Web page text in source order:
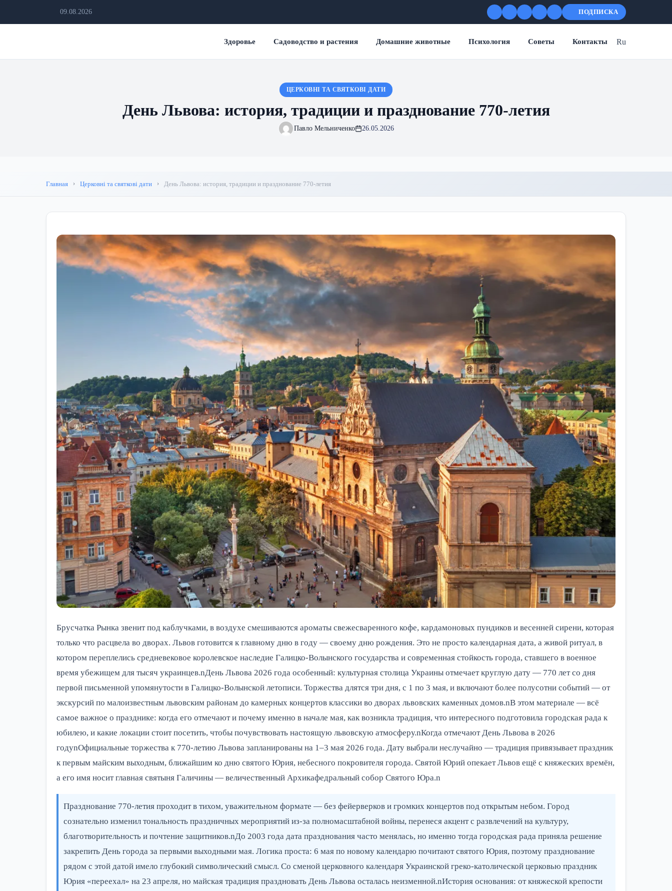
09.08.2026 ПОДПИСКА
Здоровье Садоводство и растения Домашние животные Психология Советы Контакты Ru
ЦЕРКОВНІ ТА СВЯТКОВІ ДАТИ
День Львова: история, традиции и празднование 770-летия
Павло Мельниченко 26.05.2026
Главная Церковні та святкові дати День Львова: история, традиции и празднование 770-летия
Брусчатка Рынка звенит под каблучками, в воздухе смешиваются ароматы свежесваренного кофе, кардамоновых пундиков и весенней сирени, которая
только что расцвела во дворах. Львов готовится к главному дню в году — своему дню рождения. Это не просто календарная дата, а живой ритуал, в
котором переплелись средневековое королевское наследие Галицко-Волынского государства и современная стойкость города, ставшего в военное
время убежищем для тысяч украинцев.nДень Львова 2026 года особенный: культурная столица Украины отмечает круглую дату — 770 лет со дня
первой письменной упомянутости в Галицко-Волынской летописи. Торжества длятся три дня, с 1 по 3 мая, и включают более полусотни событий — от
экскурсий по малоизвестным львовским районам до камерных концертов классики во дворах львовских каменных домов.nВ этом материале — всё
самое важное о празднике: когда его отмечают и почему именно в начале мая, как возникла традиция, что интересного подготовила городская рада к
юбилею, и какие локации стоит посетить, чтобы почувствовать настоящую львовскую атмосферу.nКогда отмечают День Львова в 2026
годуnОфициальные торжества к 770-летию Львова запланированы на 1–3 мая 2026 года. Дату выбрали неслучайно — традиция привязывает праздник
к первым майским выходным, ближайшим ко дню святого Юрия, небесного покровителя города. Святой Юрий опекает Львов ещё с княжеских времён,
а его имя носит главная святыня Галичины — величественный Архикафедральный собор Святого Юра.n
Празднование 770-летия проходит в тихом, уважительном формате — без фейерверков и громких концертов под открытым небом. Город
сознательно изменил тональность праздничных мероприятий из-за полномасштабной войны, перенеся акцент с развлечений на культуру,
благотворительность и почтение защитников.nДо 2003 года дата празднования часто менялась, но именно тогда городская рада приняла решение
закрепить День города за первыми выходными мая. Логика проста: 6 мая по новому календарю почитают святого Юрия, поэтому празднование
рядом с этой датой имело глубокий символический смысл. Со сменой церковного календаря Украинской греко-католической церковью праздник
Юрия «переехал» на 23 апреля, но майская традиция праздновать День Львова осталась неизменной.nИстория основания: от княжеской крепости